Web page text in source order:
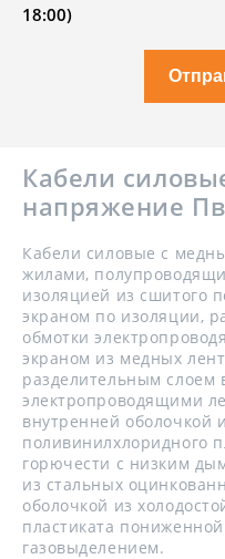
18:00)
Кабели
напряжение
Кабели силовые с
жилами,
изоляцией из сшитого
экраном по изоляции,
обмотки
экраном из медных
разделительным слоем
электропроводящими
внутренней оболочкой
поливинилхлоридного
горючести с низким
из стальных
оболочкой из
пластиката
газовыделением.